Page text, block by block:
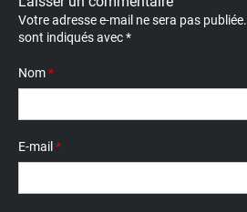
Votre adresse e-mail ne sera pas publiée.
sont indiqués avec*
Nom*
E-mail *